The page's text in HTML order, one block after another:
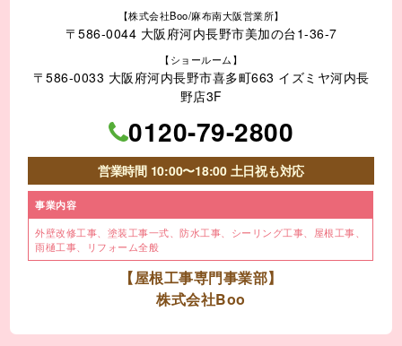
【株式会社Boo/麻布南大阪営業所】
〒586-0044 大阪府河内長野市美加の台1-36-7
【ショールーム】
〒586-0033 大阪府河内長野市喜多町663 イズミヤ河内長
野店3F
0120-79-2800
営業時間 10:00〜18:00 土日祝も対応
事業内容
外壁改修工事、塗装工事⼀式、防水工事、シーリング工事、 屋根工事、
雨樋工事、
リフォーム全般
【屋根工事専門事業部】
株式会社Boo